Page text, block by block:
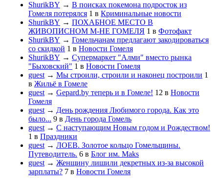
ShurikBY → В поисках покемона подросток из
Гомеля потерялся 1 в Криминальные новости
ShurikBY → ПОХАБНОЕ МЕСТО В
ЖИВОПИСНОМ М-НЕ ГОМЕЛЯ 1 в Фотофакт
ShurikBY → Гомельчанам предлагают закодироваться
со скидкой 1 в Новости Гомеля
ShurikBY → Супермаркет "Алми" вместо рынка
"Быховский" 1 в Новости Гомеля
guest→ Мы строили, строили и наконец построили 1
в Жильё в Гомеле
guest→ Gepard.by теперь и в Гомеле! 12 в Новости
Гомеля
guest→ День рождения Любимого города. Как это
было... 9 в День города Гомель
guest→ С наступающим Новым годом и Рождеством!
1 в Праздники
guest→ ЛОЕВ. Золотое кольцо Гомельщины.
Путеводитель. 6 в Блог им. Maks
guest→ Женщину лишили декретных из-за высокой
зарплаты? 7 в Новости Гомеля